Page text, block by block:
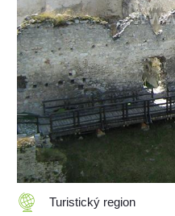
Turistický region